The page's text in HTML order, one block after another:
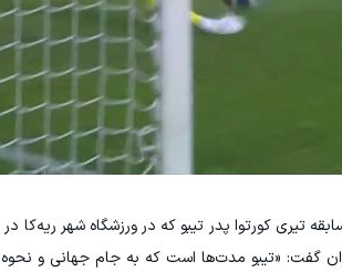
تیری کورتوا پدر تیبو که در ورزشگاه شهر
گفت: «تیبو مدت‌ها است که به جام جهانی و